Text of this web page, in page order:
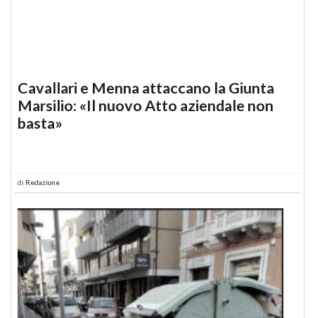
Cavallari e Menna attaccano la Giunta
Marsilio: «Il nuovo Atto aziendale non
basta»
di Redazione